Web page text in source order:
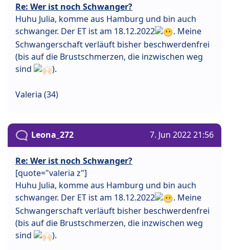
Re: Wer ist noch Schwanger?
Huhu Julia, komme aus Hamburg und bin auch
schwanger. Der ET ist am 18.12.2022
. Meine
Schwangerschaft verläuft bisher beschwerdenfrei
(bis auf die Brustschmerzen, die inzwischen weg
sind
).
Valeria (34)
Leona_272 7. Jun 2022 21:56
Re: Wer ist noch Schwanger?
[quote="valeria z"]
Huhu Julia, komme aus Hamburg und bin auch
schwanger. Der ET ist am 18.12.2022
. Meine
Schwangerschaft verläuft bisher beschwerdenfrei
(bis auf die Brustschmerzen, die inzwischen weg
sind
).